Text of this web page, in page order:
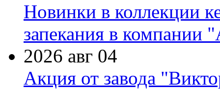
Новинки в коллекции
запекания в компании
2026 авг 04
Акция от завода